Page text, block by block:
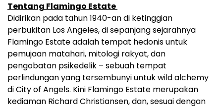
Tentang Flamingo Estate
Didirikan pada tahun 1940-an di ketinggian
perbukitan Los Angeles, di sepanjang sejarahnya
Flamingo Estate adalah tempat hedonis untuk
pemujaan matahari, mitologi rakyat, dan
pengobatan psikedelik – sebuah tempat
perlindungan yang tersembunyi untuk wild alchemy
di City of Angels. Kini Flamingo Estate merupakan
kediaman Richard Christiansen, dan, sesuai dengan